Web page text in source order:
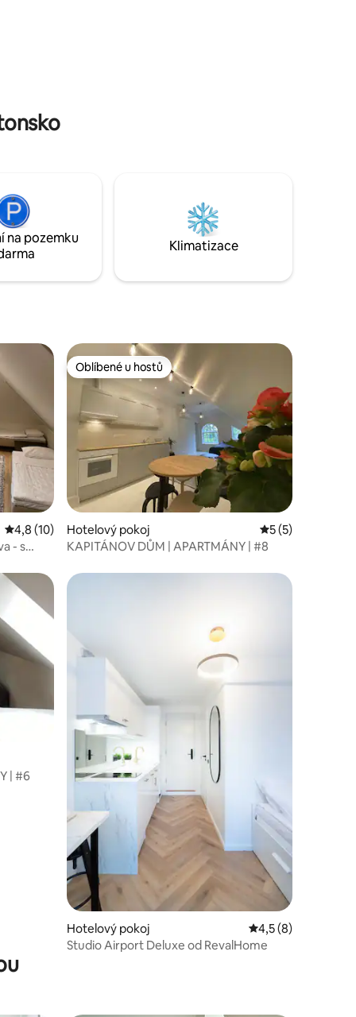
na pozemku
Klimatizace
Průměrné hodnocení 4,8 z 5, 10 hodnocení
4,8 (10)
- s
Oblíbené u hostů
Oblíbené u hostů
Hotelový pokoj Průměrné
5 (5)
KAPITÁNOV DŮM | APARTMÁNY | #8
| #6
Hotelový pokoj Průměrné
4,5 (8)
Studio Airport Deluxe od RevalHome